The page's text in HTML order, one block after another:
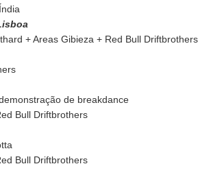
+ Areas Gibieza + Red Bull Driftbrothers
de breakdance
Bull Driftbrothers
Bull Driftbrothers